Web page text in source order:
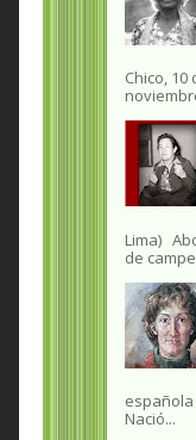
Chico, 10
Lima)
de
Nació...